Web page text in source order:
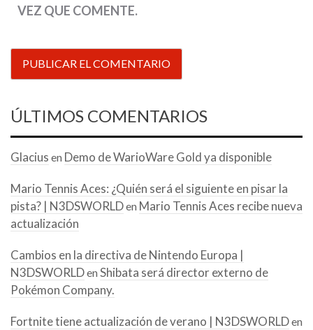
VEZ QUE COMENTE.
ÚLTIMOS COMENTARIOS
Glacius en Demo de WarioWare Gold ya disponible
Mario Tennis Aces: ¿Quién será el siguiente en pisar la
pista? | N3DSWORLDen Mario Tennis Aces recibe nueva
actualización
Cambios en la directiva de Nintendo Europa |
N3DSWORLDen Shibata será director externo de
Pokémon Company.
Fortnite tiene actualización de verano | N3DSWORLDen